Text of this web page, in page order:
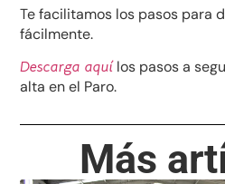
Te facilitamos los pasos para
fácilmente.
Descarga aquí los pasos a
alta en el Paro.
Más